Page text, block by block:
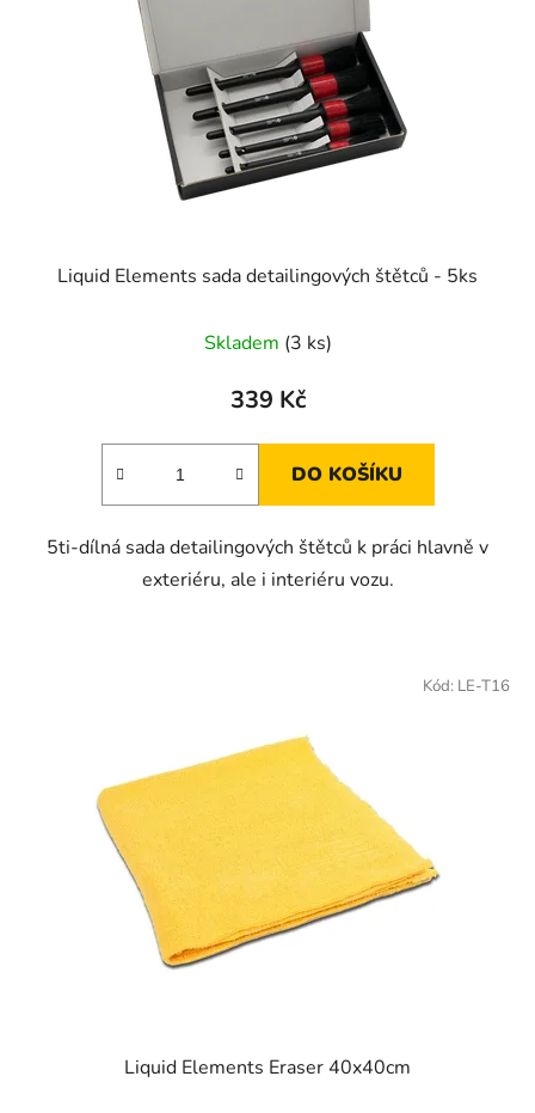
Liquid Elements sada detailingových štětců - 5ks
Skladem (3 ks)
339 Kč
DO KOŠÍKU
5ti-dílná sada detailingových štětců k práci hlavně v
exteriéru, ale i interiéru vozu.
Liquid Elements Eraser 40x40cm
Kód: LE-T16